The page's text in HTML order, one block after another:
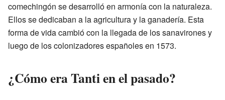
comechingón se desarrolló en armonía con la naturaleza.
Ellos se dedicaban a la agricultura y la ganadería. Esta
forma de vida cambió con la llegada de los sanavirones y
luego de los colonizadores españoles en 1573.
¿Cómo era Tanti en el pasado?